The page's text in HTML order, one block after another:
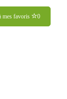
mes favoris 0